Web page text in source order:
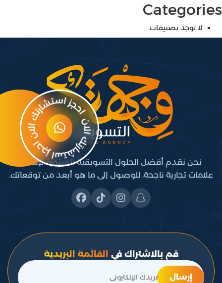
Categories
لا توجد تصنيفات
نحن نقدم أفضل الحلول التسويقية المبتكرة، لإنشاء
علامات تجارية ناجحة، للوصول إلى ما هو أبعد من توقعاتك.
قم بالاشتراك في القائمة البريدية
إرسال